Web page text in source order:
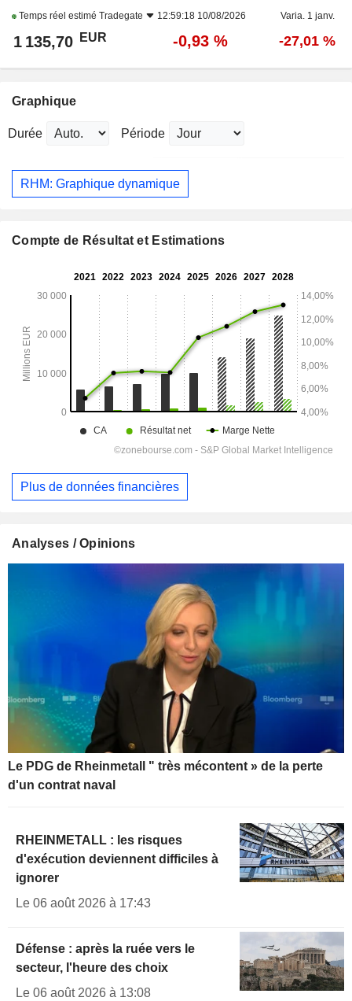
Temps réel estimé Tradegate 12:59:18 10/08/2026 Varia. 1 janv.
1 135,70 EUR -0,93 % -27,01 %
Graphique
Durée Période
RHM: Graphique dynamique
Compte de Résultat et Estimations
Plus de données financières
Analyses / Opinions
Le PDG de Rheinmetall " très mécontent » de la perte
d'un contrat naval
RHEINMETALL : les risques
d'exécution deviennent difficiles à
ignorer
Le 06 août 2026 à 17:43
Défense : après la ruée vers le
secteur, l'heure des choix
Le 06 août 2026 à 13:08